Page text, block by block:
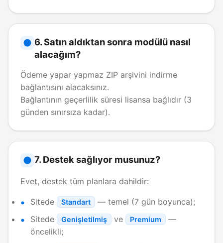
6. Satın aldıktan sonra modülü nasıl
alacağım?
Ödeme yapar yapmaz ZIP arşivini indirme
bağlantısını alacaksınız.
Bağlantının geçerlilik süresi lisansa bağlıdır (3
günden sınırsıza kadar).
7. Destek sağlıyor musunuz?
Evet, destek tüm planlara dahildir:
Sitede Standart
— temel (7 gün boyunca);
Sitede
Genişletilmiş ve Premium
—
öncelikli;